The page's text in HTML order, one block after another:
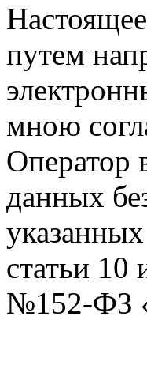
путем
мною
Оператор
данных
статьи 10
№152-ФЗ